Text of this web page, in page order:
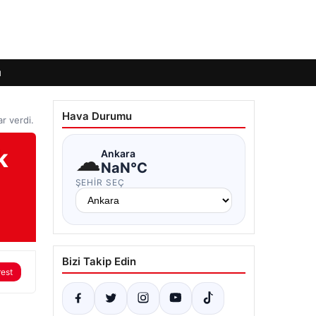
verdi. Hava Durumu
☁Ankara
NaN°C
ŞEHIR SEÇ
Bizi Takip Edin